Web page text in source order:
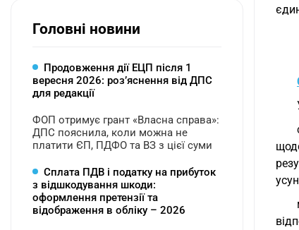
Головні новини
Продовження дії ЕЦП після 1
вересня 2026: розʼяснення від ДПС
для редакції
ФОП отримує грант «Власна справа»:
ДПС пояснила, коли можна не
платити ЄП, ПДФО та ВЗ з цієї суми
Сплата ПДВ і податку на прибуток
з відшкодування шкоди:
оформлення претензії та
відображення в обліку – 2026